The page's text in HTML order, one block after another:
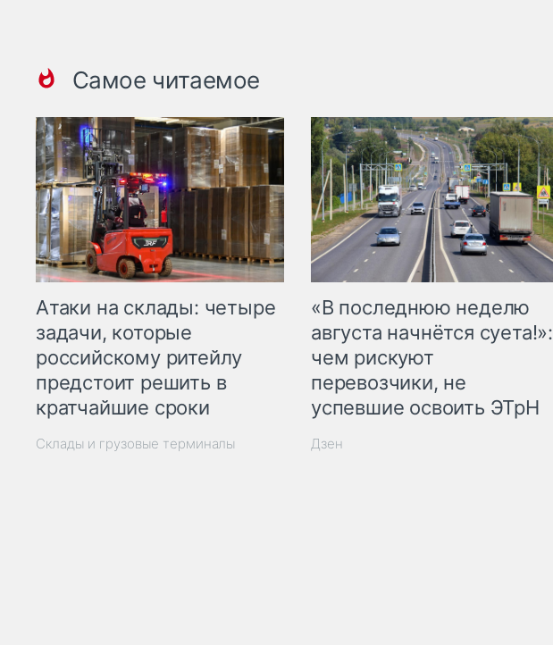
Самое читаемое
Атаки на склады: четыре
задачи, которые
российскому ритейлу
предстоит решить в
кратчайшие сроки
Склады и грузовые терминалы
«В последнюю неделю
августа начнётся суета!»:
чем рискуют
перевозчики, не
успевшие освоить ЭТрН
Дзен